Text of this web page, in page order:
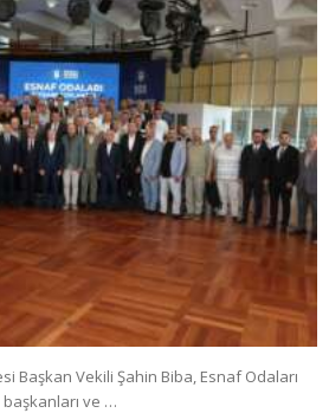
Başkan Vekili Şahin Biba, Esnaf Odaları
başkanları ve …